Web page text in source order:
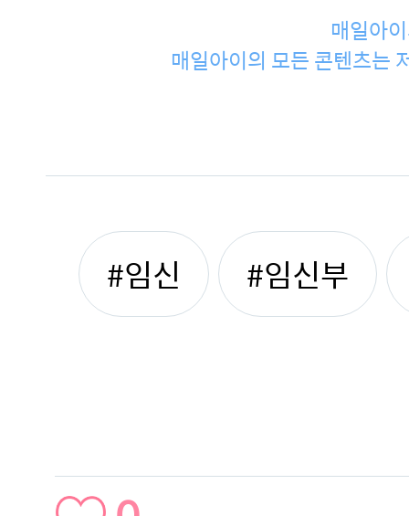
매일아
매일아이의 모든 콘텐츠는
#임신 #임신부